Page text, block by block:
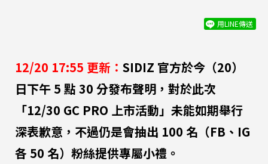
用LINE傳送
12/20 17:55 更新： SIDIZ 官方於今（20）
日下午 5 點 30 分發布聲明，對於此次
「12/30 GC PRO 上市活動」未能如期舉行
深表歉意，不過仍是會抽出 100 名（FB、IG
各 50 名）粉絲提供專屬小禮。